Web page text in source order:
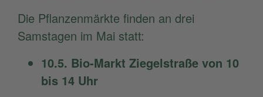
Die Pflanzenmärkte finden an drei
Samstagen im Mai statt:
10.5. Bio-Markt Ziegelstraße von 10
bis 14 Uhr